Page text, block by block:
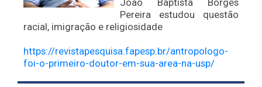
Pereira estudou questão
racial, imigração e religiosidade
https://revistapesquisa.fapesp.br/antropologo-
foi-o-primeiro-doutor-em-sua-area-na-usp/